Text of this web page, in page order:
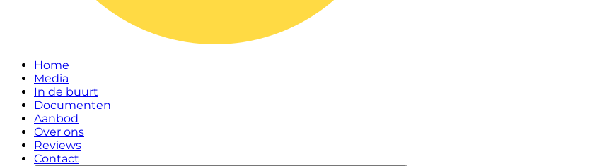
Home
Media
In de buurt
Documenten
Aanbod
Over ons
Reviews
Contact